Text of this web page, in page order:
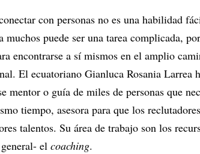
con personas no es una habilidad
muchos puede ser una tarea complicada,
encontrarse a sí mismos en el amplio
El ecuatoriano Gianluca Rosania Larrea
mentor o guía de miles de personas que
tiempo, asesora para que los
talentos. Su área de trabajo son los
el coaching.